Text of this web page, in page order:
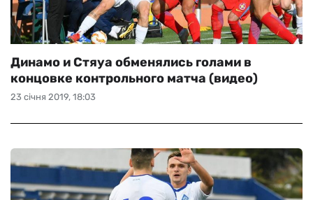
23 січня 2019, 18:03
Динамо и Стяуа обменялись голами в
концовке контрольного матча (видео)